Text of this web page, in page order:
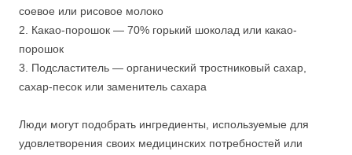
соевое или рисовое молоко
2. Какао-порошок — 70% горький шоколад или какао-
порошок
3. Подсластитель — органический тростниковый сахар,
сахар-песок или заменитель сахара
Люди могут подобрать ингредиенты, используемые для
удовлетворения своих медицинских потребностей или